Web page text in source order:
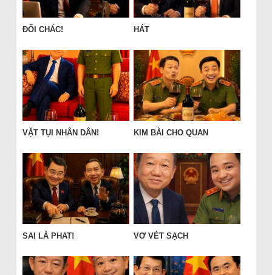
ĐỔI CHÁC! HÁT
VẶT TỤI NHÂN DÂN! KIM BÀI CHO QUAN
SAI LÀ PHAT! VƠ VÉT SẠCH